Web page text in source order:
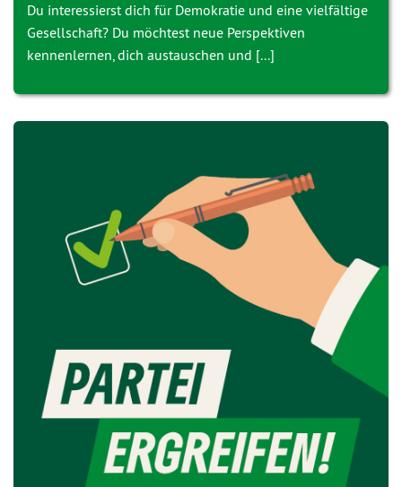
Du interessierst dich für Demokratie und eine vielfältige
Gesellschaft? Du möchtest neue Perspektiven
kennenlernen, dich austauschen und [...]